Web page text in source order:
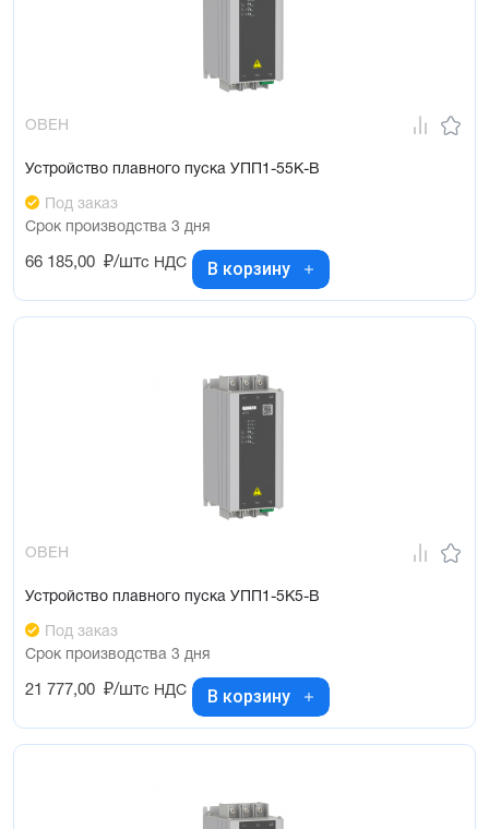
ОВЕН
Устройство плавного пуска УПП1-55К-В
Под заказ
Срок производства 3 дня
66 185,00 ₽/штс НДС В корзину
ОВЕН
Устройство плавного пуска УПП1-5К5-В
Под заказ
Срок производства 3 дня
21 777,00 ₽/штс НДС В корзину